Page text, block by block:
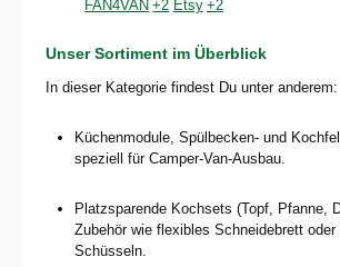
FAN4VAN +2 Etsy +2
Unser Sortiment im Überblick
In dieser Kategorie findest Du unter anderem:
Küchenmodule, Spülbecken- und
speziell für Camper-Van-Ausbau.
Platzsparende Kochsets (Topf, Pfanne,
Zubehör wie flexibles Schneidebrett
Schüsseln.